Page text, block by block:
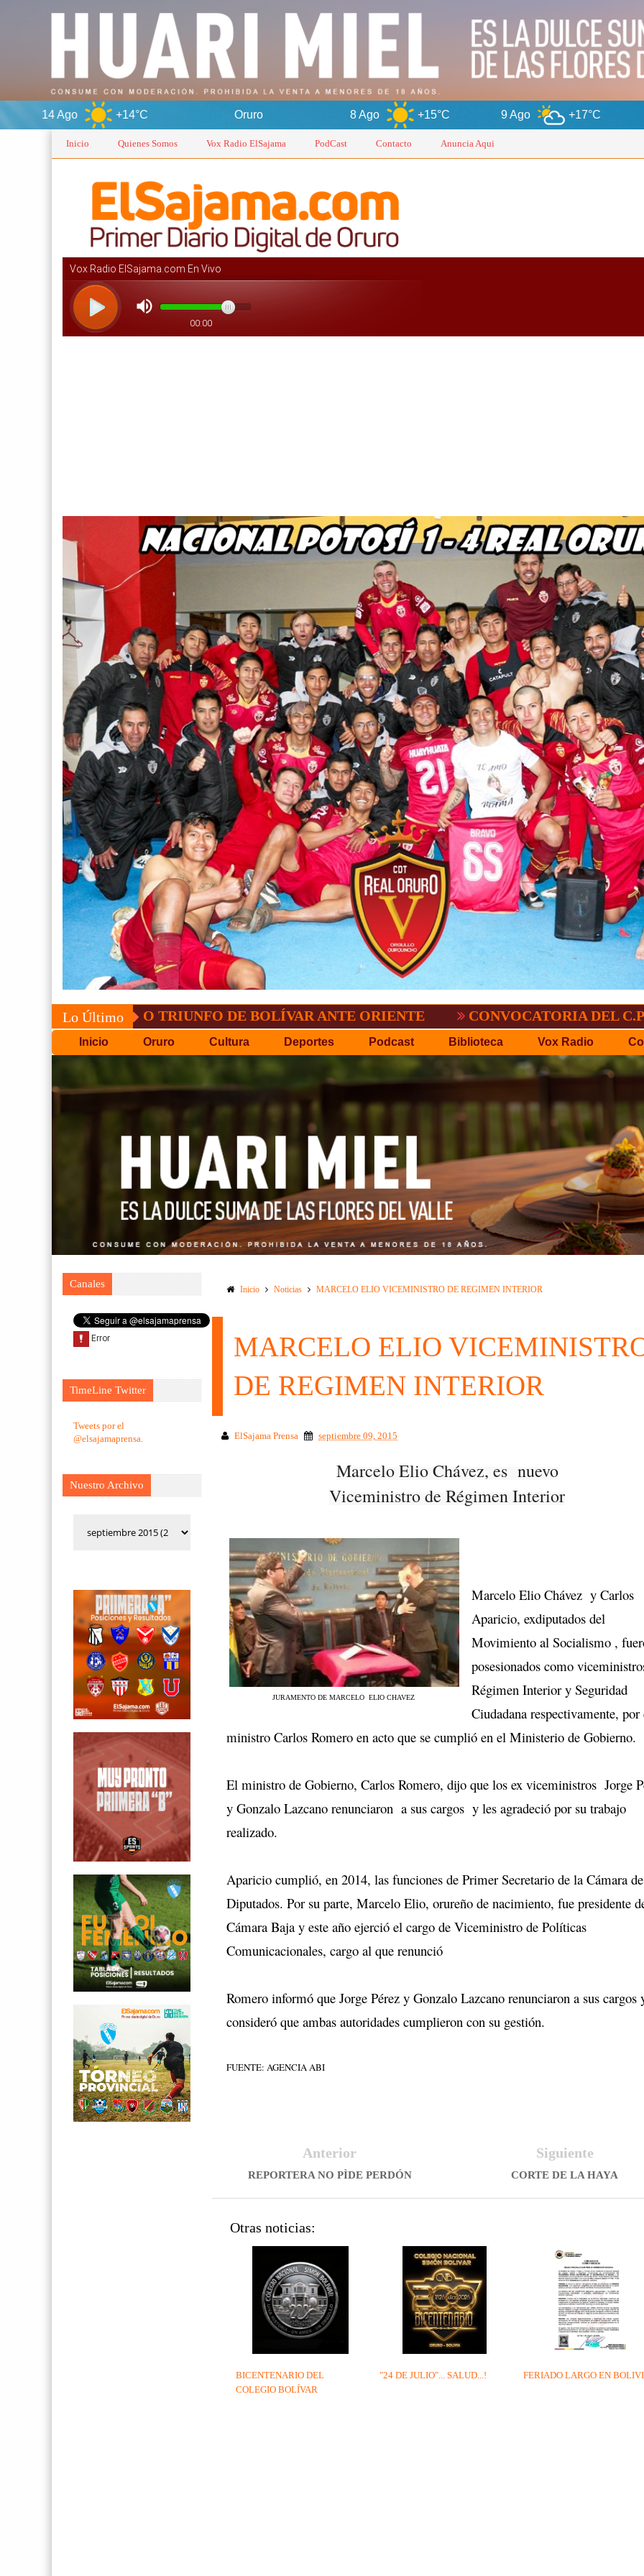
+14°C +15°C 9 Ago +17°C 10 Ago
Inicio Quienes Somos Vox Radio ElSajama PodCast Contacto Anuncia Aqui
Lo ÚltimoCONVOCATORIA DEL C.P.D.O. EL TIGRE NO PERDONO A
Inicio Oruro Cultura Deportes Podcast Biblioteca Vox Radio
Canales
TimeLine Twitter
Tweets por el
@elsajamaprensa.
Nuestro Archivo
Inicio Noticias MARCELO ELIO VICEMINISTRO DE REGIMEN INTERIOR
MARCELO ELIO
DE REGIMEN INTERIOR
ElSajama Prensa septiembre 09, 2015
Marcelo Elio Chávez, es nuevo
Viceministro de Régimen Interior
JURAMENTO DE MARCELO ELIO CHAVEZ
Marcelo Elio Chávez y Carlos
Aparicio, exdiputados del
Movimiento al Socialismo ,
posesionados como
Régimen Interior y Seguridad
Ciudadana respectivamente, por
ministro Carlos Romero en acto que se cumplió en el Ministerio de Gobierno.
El ministro de Gobierno, Carlos Romero, dijo que los ex viceministros Jorge
y Gonzalo Lazcano renunciaron a sus cargos y les agradeció por su trabajo
realizado.
Aparicio cumplió, en 2014, las funciones de Primer Secretario de laCámara de
Diputados. Por su parte, Marcelo Elio, orureño de nacimiento, fue presidente
Cámara Baja y este año ejerció el cargo de Viceministro de Políticas
Comunicacionales, cargo al que renunció
Romero informó que Jorge Pérez y Gonzalo Lazcano renunciaron a sus cargos
consideró que ambas autoridades cumplieron con su gestión.
FUENTE: AGENCIA ABI
Siguiente
CORTE DE LA HAYA
Anterior
REPORTERA NO PÌDE PERDÓN
Otras noticias:
FERIADO LARGO EN
"24 DE JULIO"... SALUD...!
BICENTENARIO DEL
COLEGIO BOLÍVAR